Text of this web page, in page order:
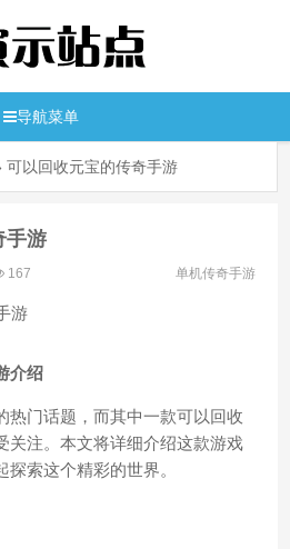
导航菜单
可以回收元宝的传奇手游
手游
167 单机传奇手游
介绍
热门话题，而其中一款可以回收
关注。本文将详细介绍这款游戏
索这个精彩的世界。